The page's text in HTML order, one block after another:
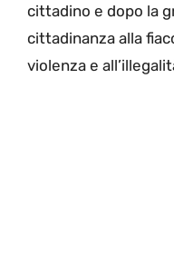
cittadino e dopo la
cittadinanza alla
violenza e